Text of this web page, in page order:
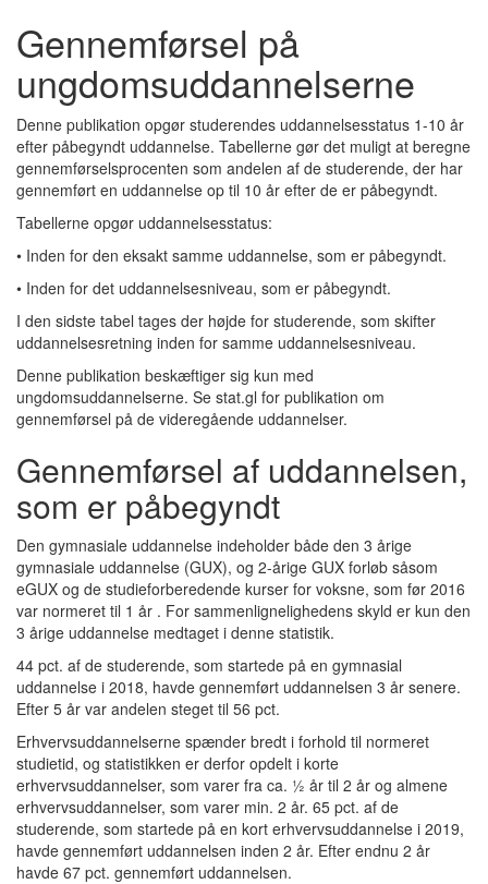
Gennemførsel på
ungdomsuddannelserne
Denne publikation opgør studerendes uddannelsesstatus 1-10 år
efter påbegyndt uddannelse. Tabellerne gør det muligt at beregne
gennemførselsprocenten som andelen af de studerende, der har
gennemført en uddannelse op til 10 år efter de er påbegyndt.
Tabellerne opgør uddannelsesstatus:
• Inden for den eksakt samme uddannelse, som er påbegyndt.
• Inden for det uddannelsesniveau, som er påbegyndt.
I den sidste tabel tages der højde for studerende, som skifter
uddannelsesretning inden for samme uddannelsesniveau.
Denne publikation beskæftiger sig kun med
ungdomsuddannelserne. Se stat.gl for publikation om
gennemførsel på de videregående uddannelser.
Gennemførsel af uddannelsen,
som er påbegyndt
Den gymnasiale uddannelse indeholder både den 3 årige
gymnasiale uddannelse (GUX), og 2-årige GUX forløb såsom
eGUX og de studieforberedende kurser for voksne, som før 2016
var normeret til 1 år . For sammenlignelighedens skyld er kun den
3 årige uddannelse medtaget i denne statistik.
44 pct. af de studerende, som startede på en gymnasial
uddannelse i 2018, havde gennemført uddannelsen 3 år senere.
Efter 5 år var andelen steget til 56 pct.
Erhvervsuddannelserne spænder bredt i forhold til normeret
studietid, og statistikken er derfor opdelt i korte
erhvervsuddannelser, som varer fra ca. ½ år til 2 år og almene
erhvervsuddannelser, som varer min. 2 år. 65 pct. af de
studerende, som startede på en kort erhvervsuddannelse i 2019,
havde gennemført uddannelsen inden 2 år. Efter endnu 2 år
havde 67 pct. gennemført uddannelsen.